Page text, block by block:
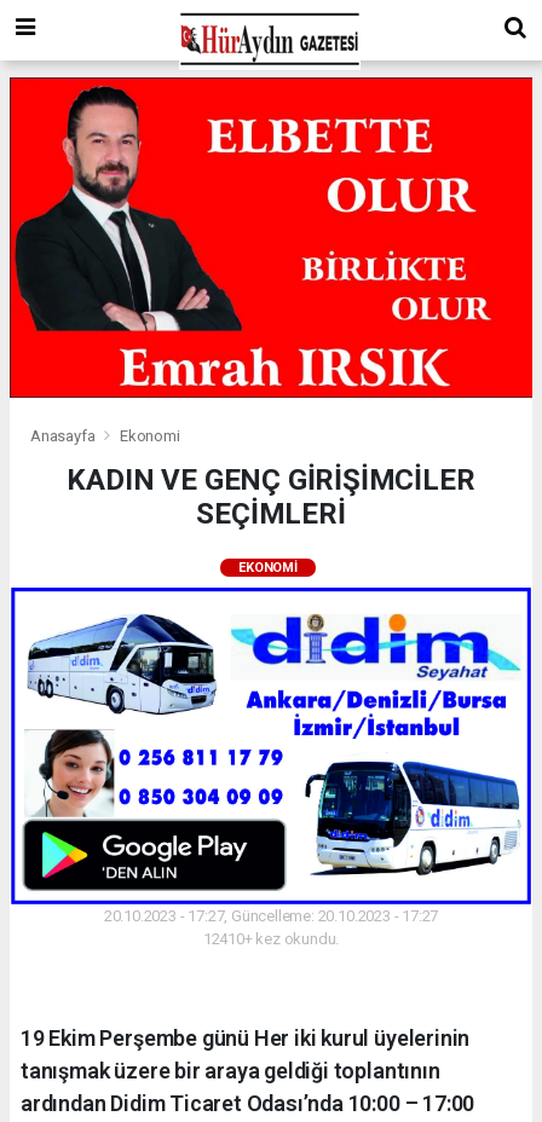
Anasayfa Ekonomi
KADIN VE GENÇ GİRİŞİMCİLER
SEÇİMLERİ
EKONOMI
20.10.2023 - 17:27, Güncelleme: 20.10.2023 - 17:27
12410+ kez okundu.
19 Ekim Perşembe günü Her iki kurul üyelerinin
tanışmak üzere bir araya geldiği toplantının
ardından Didim Ticaret Odası’nda 10:00 – 17:00